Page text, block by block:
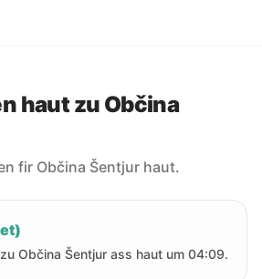
haut zu Občina
fir Občina Šentjur haut.
Občina Šentjur ass haut um 04:09.